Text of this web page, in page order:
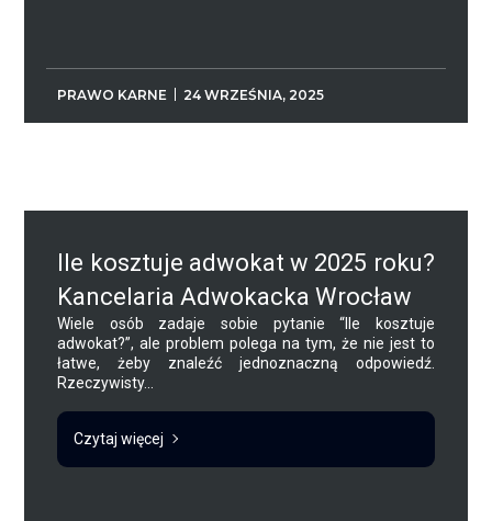
PRAWO KARNE 24 WRZEŚNIA, 2025
Ile kosztuje adwokat w 2025 roku?
Kancelaria Adwokacka Wrocław
Wiele osób zadaje sobie pytanie “Ile kosztuje
adwokat?”, ale problem polega na tym, że nie jest to
łatwe, żeby znaleźć jednoznaczną odpowiedź.
Rzeczywisty...
Czytaj więcej